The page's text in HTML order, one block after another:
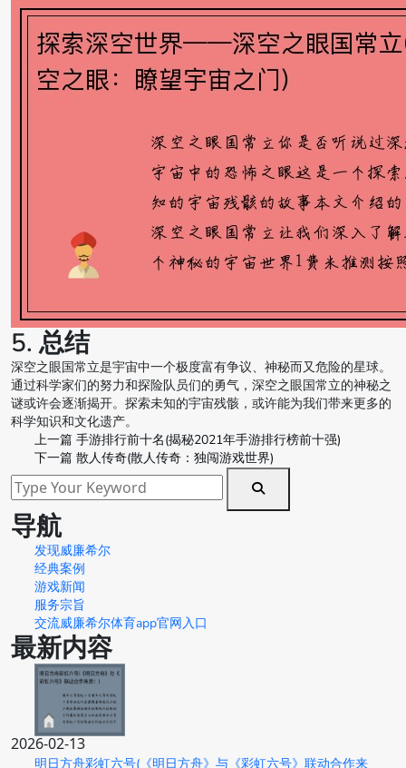
5. 总结
深空之眼国常立是宇宙中一个极度富有争议、神秘而又危险的星球。
通过科学家们的努力和探险队员们的勇气，深空之眼国常立的神秘之
谜或许会逐渐揭开。探索未知的宇宙残骸，或许能为我们带来更多的
科学知识和文化遗产。
上一篇 手游排行前十名(揭秘2021年手游排行榜前十强)
下一篇 散人传奇(散人传奇：独闯游戏世界)
导航
发现威廉希尔
经典案例
游戏新闻
服务宗旨
交流威廉希尔体育app官网入口
最新内容
2026-02-13
明日方舟彩虹六号(《明日方舟》与《彩虹六号》联动合作来